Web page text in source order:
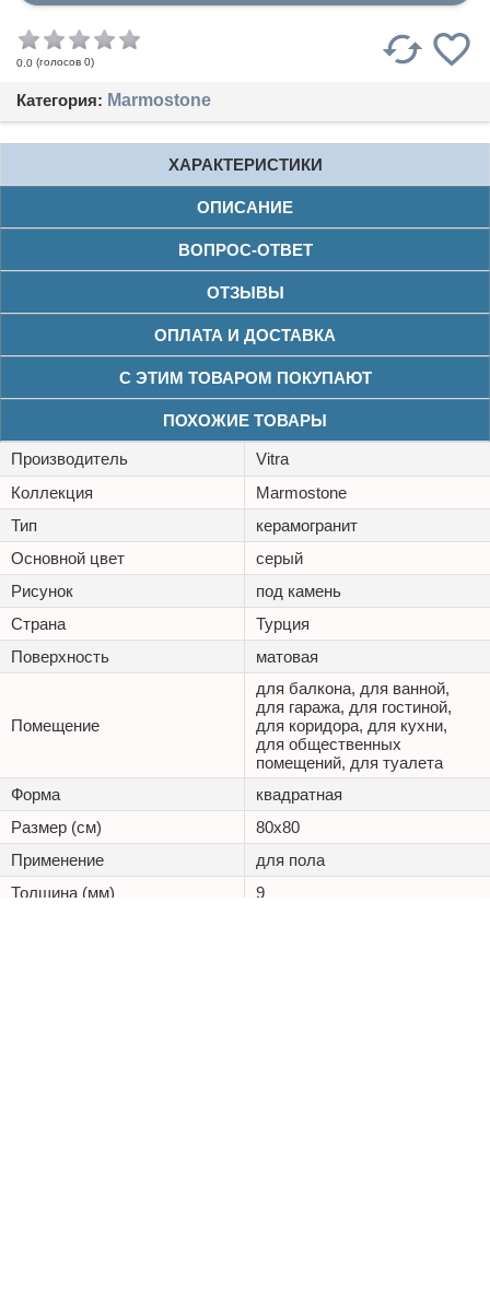
0.0 (голосов 0)
Категория: Marmostone
ХАРАКТЕРИСТИКИ
ОПИСАНИЕ
ВОПРОС-ОТВЕТ
ОТЗЫВЫ
ОПЛАТА И ДОСТАВКА
С ЭТИМ ТОВАРОМ ПОКУПАЮТ
ПОХОЖИЕ ТОВАРЫ
Производитель
Vitra
Коллекция
Marmostone
Тип
керамогранит
Основной цвет
серый
Рисунок
под камень
Страна
Турция
Поверхность
матовая
Помещение
для балкона, для ванной,
для гаража, для гостиной,
для коридора, для кухни,
для общественных
помещений, для туалета
Форма
квадратная
Размер (см)
80x80
Применение
для пола
Толщина (мм)
9